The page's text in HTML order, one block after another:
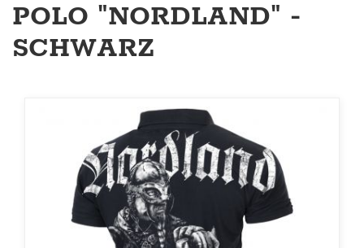
POLO "NORDLAND" -
SCHWARZ